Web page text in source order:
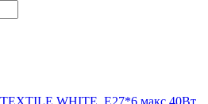
WHITE, Е27*6 макс 40Вт